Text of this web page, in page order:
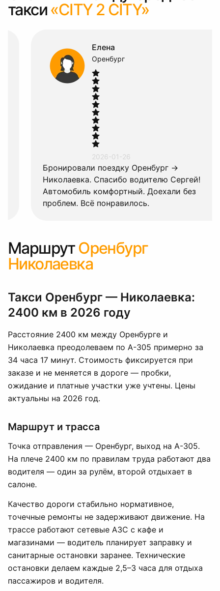
такси «CITY 2 CITY»
Елена
Оренбург
2026-01-26
Бронировали поездку Оренбург →
Николаевка. Спасибо водителю Сергей!
Автомобиль комфортный. Доехали без
проблем. Всё понравилось.
МаршрутОренбург
Николаевка
Такси Оренбург — Николаевка:
2400 км в 2026 году
Расстояние 2400 км между Оренбурге и
Николаевка преодолеваем по А-305 примерно за
34 часа 17 минут. Стоимость фиксируется при
заказе и не меняется в дороге — пробки,
ожидание и платные участки уже учтены. Цены
актуальны на 2026 год.
Маршрут и трасса
Точка отправления — Оренбург, выход на А-305.
На плече 2400 км по правилам труда работают два
водителя — один за рулём, второй отдыхает в
салоне.
Качество дороги стабильно нормативное,
точечные ремонты не задерживают движение. На
трассе работают сетевые АЗС с кафе и
магазинами — водитель планирует заправку и
санитарные остановки заранее. Технические
остановки делаем каждые 2,5–3 часа для отдыха
пассажиров и водителя.